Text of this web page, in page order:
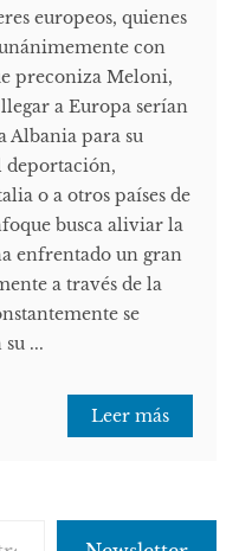
europeos, quienes
con
preconiza Meloni,
a Europa serían
Albania para su
deportación,
o a otros países de
busca aliviar la
enfrentado un gran
a través de la
se
...
Leer más